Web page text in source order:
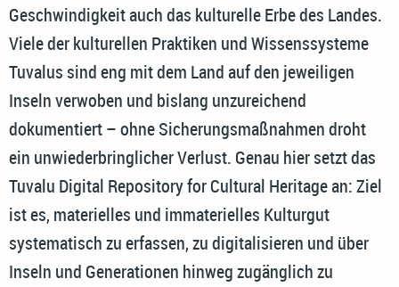
Geschwindigkeit auch das kulturelle Erbe des Landes.
Viele der kulturellen Praktiken und Wissenssysteme
Tuvalus sind eng mit dem Land auf den jeweiligen
Inseln verwoben und bislang unzureichend
dokumentiert – ohne Sicherungsmaßnahmen droht
ein unwiederbringlicher Verlust. Genau hier setzt das
Tuvalu Digital Repository for Cultural Heritage an: Ziel
ist es, materielles und immaterielles Kulturgut
systematisch zu erfassen, zu digitalisieren und über
Inseln und Generationen hinweg zugänglich zu